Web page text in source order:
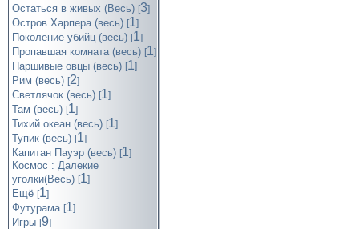
Остаться в живых (Весь) [3]
Остров Харпера (весь) [1]
Поколение убийц (весь) [1]
Пропавшая комната (весь) [1]
Паршивые овцы (весь) [1]
Рим (весь) [2]
Светлячок (весь) [1]
Там (весь) [1]
Тихий океан (весь) [1]
Тупик (весь) [1]
Капитан Пауэр (весь) [1]
Космос : Далекие
уголки(Весь) [1]
Ещё [1]
Футурама [1]
Игры [9]